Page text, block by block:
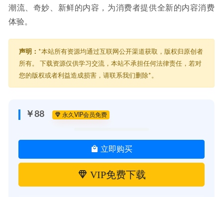
潮流、奇妙、新鲜的内容，为消费者提供全新的内容消费
体验。
声明： *本站所有资源均通过互联网公开渠道获取，版权归原创者
所有。 下载资源仅供学习交流，本站不承担任何法律责任，若对
您的版权或者利益造成损害，请联系我们删除*。
￥88 永久VIP会员免费
立即购买
VIP免费下载